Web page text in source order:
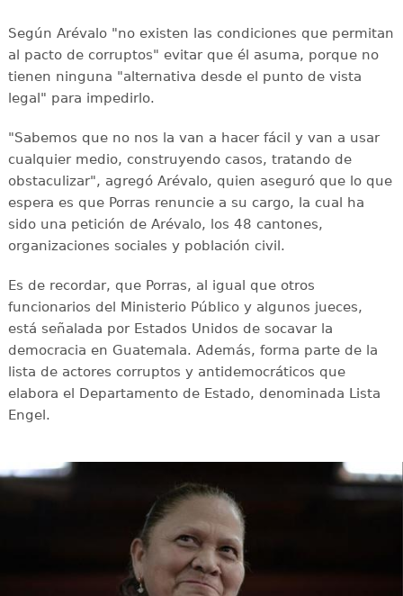
Según Arévalo "no existen las condiciones que permitan
al pacto de corruptos" evitar que él asuma, porque no
tienen ninguna "alternativa desde el punto de vista
legal" para impedirlo.
"Sabemos que no nos la van a hacer fácil y van a usar
cualquier medio, construyendo casos, tratando de
obstaculizar", agregó Arévalo, quien aseguró que lo que
espera es que Porras renuncie a su cargo, la cual ha
sido una petición de Arévalo, los 48 cantones,
organizaciones sociales y población civil.
Es de recordar, que Porras, al igual que otros
funcionarios del Ministerio Público y algunos jueces,
está señalada por Estados Unidos de socavar la
democracia en Guatemala. Además, forma parte de la
lista de actores corruptos y antidemocráticos que
elabora el Departamento de Estado, denominada Lista
Engel.